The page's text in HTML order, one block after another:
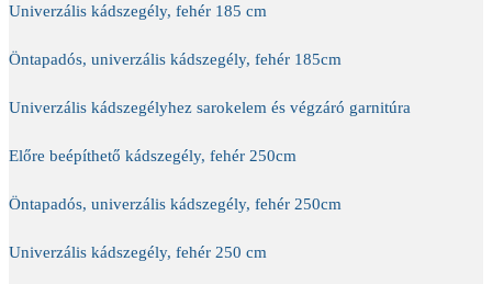
Univerzális kádszegély, fehér 185 cm
Öntapadós, univerzális kádszegély, fehér 185cm
Univerzális kádszegélyhez sarokelem és végzáró garnitúra
Előre beépíthető kádszegély, fehér 250cm
Öntapadós, univerzális kádszegély, fehér 250cm
Univerzális kádszegély, fehér 250 cm